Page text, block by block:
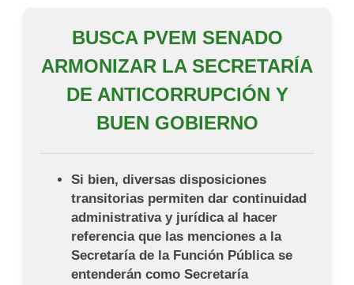
BUSCA PVEM SENADO
ARMONIZAR LA SECRETARÍA
DE ANTICORRUPCIÓN Y
BUEN GOBIERNO
Si bien, diversas disposiciones
transitorias permiten dar continuidad
administrativa y jurídica al hacer
referencia que las menciones a la
Secretaría de la Función Pública se
entenderán como Secretaría